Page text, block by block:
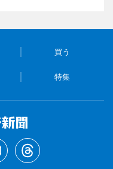
買う
特集